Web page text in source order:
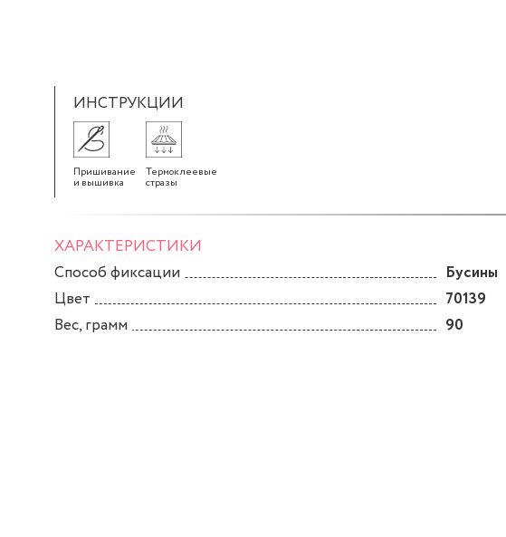
ИНСТРУКЦИИ
Пришивание
и вышивка
Термоклеевые
стразы
ХАРАКТЕРИСТИКИ
Способ фиксации
Бусины
Цвет
70139
Вес, грамм
90